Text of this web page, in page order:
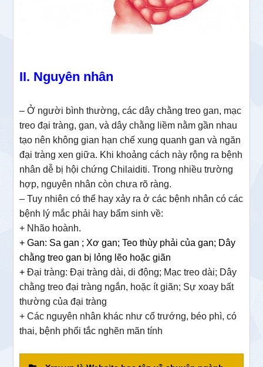
II. Nguyên nhân
– Ở người bình thường, các dây chằng treo gan, mạc
treo đại tràng, gan, và dây chằng liềm nằm gần nhau
tạo nên không gian hạn chế xung quanh gan và ngăn
đại tràng xen giữa. Khi khoảng cách này rộng ra bệnh
nhân dễ bị hội chứng Chilaiditi. Trong nhiều trường
hợp, nguyên nhân còn chưa rõ ràng.
– Tuy nhiên có thể hay xảy ra ở các bệnh nhân có các
bệnh lý mắc phải hay bẩm sinh về:
+ Nhão hoành.
+ Gan: Sa gan ; Xơ gan; Teo thùy phải của gan; Dây
chằng treo gan bị lỏng lẽo hoặc giãn
+Đại tràng: Đại tràng dài, di động; Mạc treo dài; Dây
chằng treo đại tràng ngắn, hoặc ít giãn; Sự xoay bất
thường của đại tràng
+ Các nguyên nhân khác như cổ trướng, béo phì, có
thai, bệnh phổi tắc nghẽn mãn tính